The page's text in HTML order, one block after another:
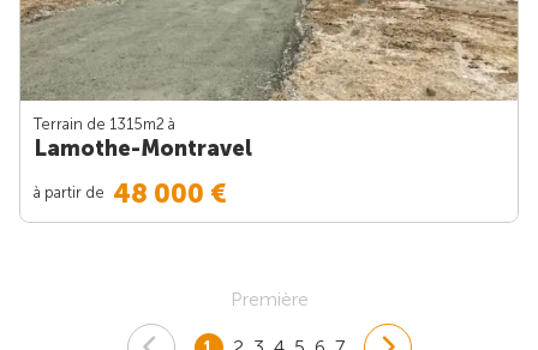
Terrain de 1315m2 à
Lamothe-Montravel
à partir de 48 000 €
Première